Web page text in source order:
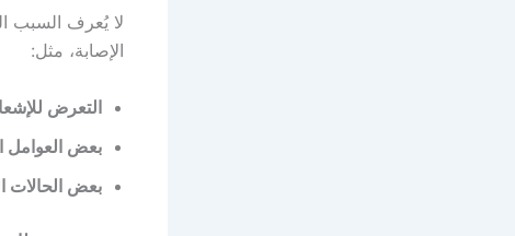
لا يُعرف السبب
الإصابة، مثل:
التعرض
بعض العوامل
بعض الحالات